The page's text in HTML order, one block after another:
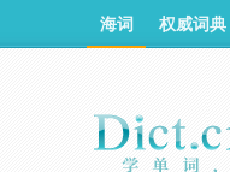
海词 权威词典